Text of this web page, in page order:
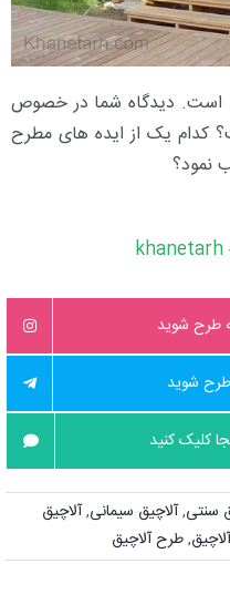
است. دیدگاه شما در خصوص
کدام یک از ایده های مطرح
نمود؟
طرح شوید
طرح شوید
کلیک کنید
سنتی,آلاچیق سیمانی,آلاچیق
,طرح آلاچیق